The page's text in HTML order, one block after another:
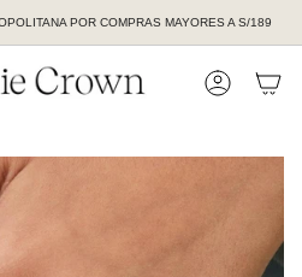
POR COMPRAS MAYORES A S/189
CUENTA